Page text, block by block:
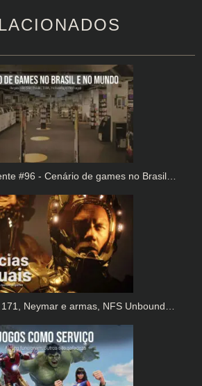
#96 - Cenário de games no Brasil…
Neymar e armas, NFS Unbound…